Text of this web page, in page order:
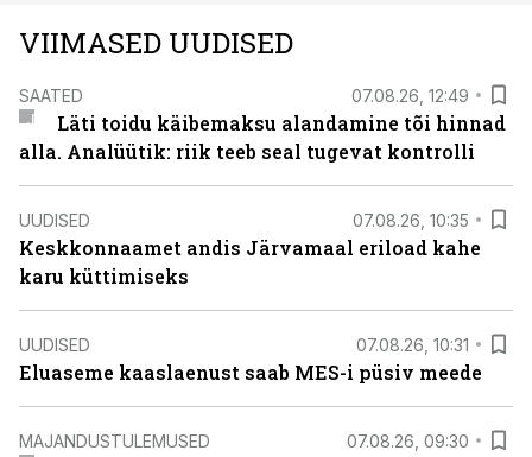
VIIMASED UUDISED
SAATED 07.08.26, 12:49
Läti toidu käibemaksu alandamine tõi hinnad
alla. Analüütik: riik teeb seal tugevat kontrolli
UUDISED 07.08.26, 10:35
Keskkonnaamet andis Järvamaal eriload kahe
karu küttimiseks
UUDISED 07.08.26, 10:31
Eluaseme kaaslaenust saab MES-i püsiv meede
MAJANDUSTULEMUSED 07.08.26, 09:30